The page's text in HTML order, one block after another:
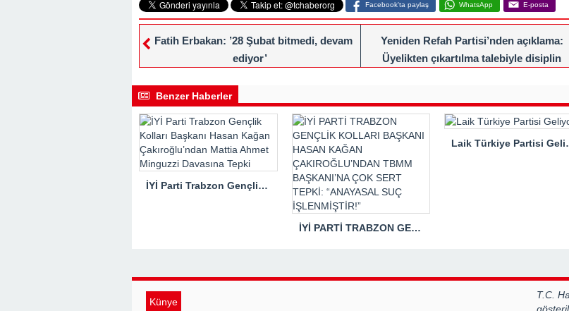
Facebook'ta paylaş WhatsApp E-posta
Fatih Erbakan: ’28 Şubat bitmedi, devam
ediyor’
Yeniden Refah Partisi’nden açıklama:
Üyelikten çıkartılma talebiyle disiplin
Benzer Haberler
İYİ Parti Trabzon Gençlik Kolları Başkanı Hasan Kağan Çakıroğlu’ndan Mattia Ahmet Minguzzi Davasına Tepki
İYİ PARTİ TRABZON GENÇLİK KOLLARI BAŞKANI HASAN KAĞAN ÇAKIROĞLU’NDAN TBMM BAŞKANI’NA ÇOK SERT TEPKİ: “ANAYASAL SUÇ İŞLENMİŞTİR!”
Laik
Künye
T.C.